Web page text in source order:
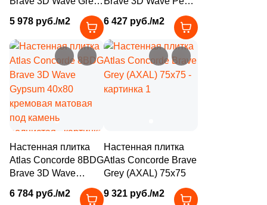
16x40 (1)
17.5х42.3 (7)
17.5x30.5 (3)
19x20.5 (1 )
19x42.4 (3)
20x3 (1)
матовая под камень
волнистая
5 978 руб./м2
матовая под камень
волнистая
6 427 руб./м2
Настенная плитка
Atlas Concorde 8BDG
Brave 3D Wave
кремовая матовая
6 784 руб./м2
Настенная плитка
Atlas Concorde Brave
Grey (AXAL) 75х75
9 321 руб./м2